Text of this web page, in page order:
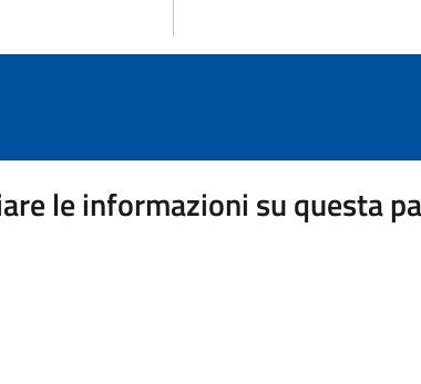
le informazioni su questa